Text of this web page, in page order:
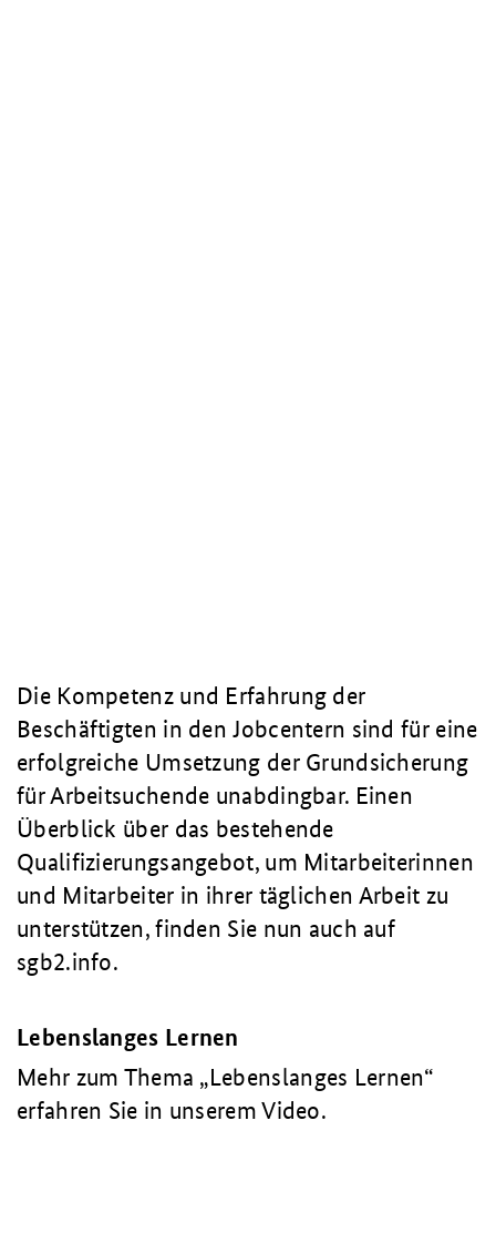
Die Kompetenz und Erfahrung der
Beschäftigten in den Jobcentern sind für eine
erfolgreiche Umsetzung der Grundsicherung
für Arbeitsuchende unabdingbar. Einen
Überblick über das bestehende
Qualifizierungsangebot, um Mitarbeiterinnen
und Mitarbeiter in ihrer täglichen Arbeit zu
unterstützen, finden Sie nun auch auf
sgb2.info.
Lebenslanges Lernen
Mehr zum Thema „Lebenslanges Lernen“
erfahren Sie in unserem Video.